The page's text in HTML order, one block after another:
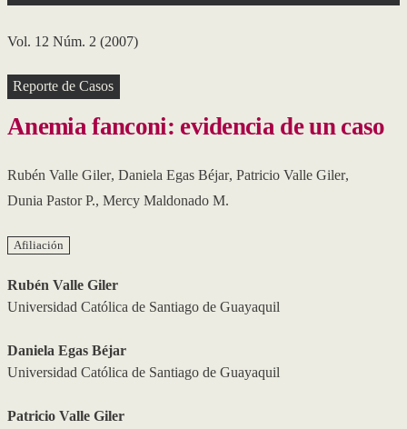
Vol. 12 Núm. 2 (2007)
Reporte de Casos
Anemia fanconi: evidencia de un caso
Rubén Valle Giler, Daniela Egas Béjar, Patricio Valle Giler,
Dunia Pastor P., Mercy Maldonado M.
Afiliación
Rubén Valle Giler
Universidad Católica de Santiago de Guayaquil
Daniela Egas Béjar
Universidad Católica de Santiago de Guayaquil
Patricio Valle Giler